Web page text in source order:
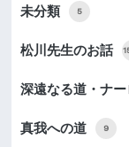
未分類 5
松川先生のお話
深遠なる道・ナ
真我への道 9